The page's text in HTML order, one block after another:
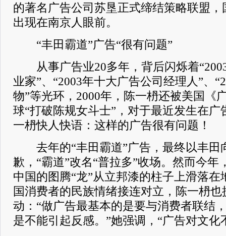
的著名广告公司苏垦正式缔结策略联盟
出现在南京人眼前。
“丰田霸道”广告“很有问题”
从事广告业20多年，背后闪烁着
业家”、“2003年十大广告公司经理人”、
物”等光环，2000年，陈一枬还被美国《
球“打破陈规女斗士”，对于最近发生在广
一枬快人快语：这样的广告很有问题！
去年的“丰田霸道”广告，最终以丰田
歉，“霸道”改名“普拉多”收场。然而今年
中国的图腾“龙”从立邦漆的柱子上滑落
国消费者的民族情绪接连对立，陈一枬
动：“做广告最基本的是要与消费者联结
是不能引起反感。”她强调，“广告对文化